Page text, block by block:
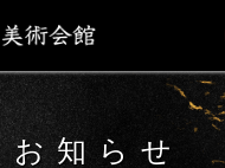
お知らせ